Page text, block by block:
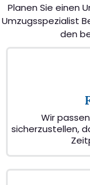
Planen Sie einen
Umzugsspezialist
den
Wir
sicherzustellen,